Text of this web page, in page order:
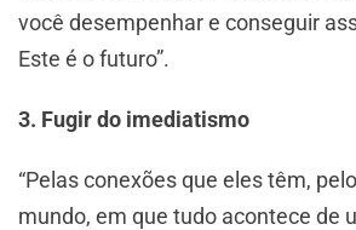
você desempenhar e conseguir
Este é o futuro”.
3. Fugir do imediatismo
“Pelas conexões que eles têm,
mundo, em que tudo acontece de